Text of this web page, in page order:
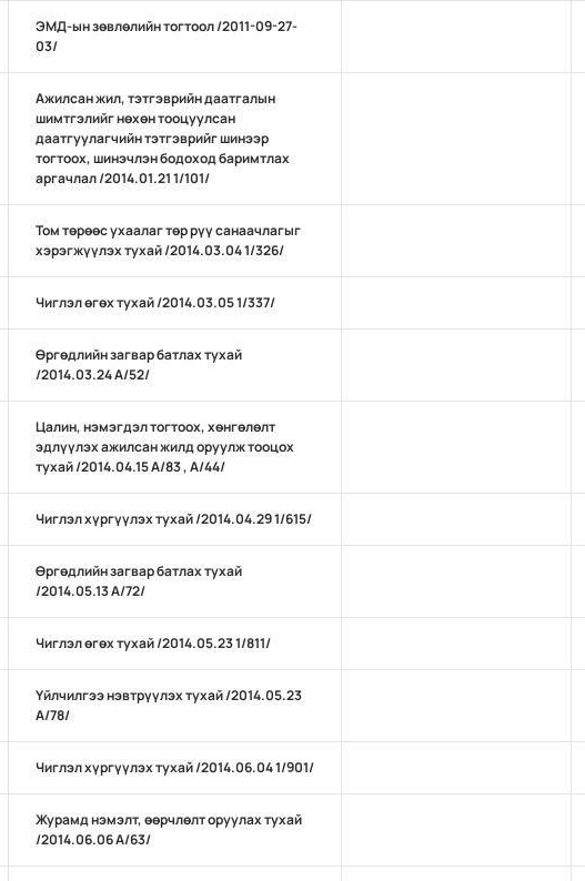
ЭМД-ын зөвлөлийн тогтоол /2011-09-27-
03/
Ажилсан жил, тэтгэврийн даатгалын
шимтгэлийг нөхөн тооцуулсан
даатгуулагчийн тэтгэврийг шинээр
тогтоох, шинэчлэн бодоход баримтлах
аргачлал /2014.01.21 1/101/
Том төрөөс ухаалаг төр рүү санаачлагыг
хэрэгжүүлэх тухай /2014.03.04 1/326/
Чиглэл өгөх тухай /2014.03.05 1/337/
Өргөдлийн загвар батлах тухай
/2014.03.24 А/52/
Цалин, нэмэгдэл тогтоох, хөнгөлөлт
эдлүүлэх ажилсан жилд оруулж тооцох
тухай /2014.04.15 А/83 , А/44/
Чиглэл хүргүүлэх тухай /2014.04.29 1/615/
Өргөдлийн загвар батлах тухай
/2014.05.13 А/72/
Чиглэл өгөх тухай /2014.05.23 1/811/
Үйлчилгээ нэвтрүүлэх тухай /2014.05.23
А/78/
Чиглэл хүргүүлэх тухай /2014.06.04 1/901/
Журамд нэмэлт, өөрчлөлт оруулах тухай
/2014.06.06 А/63/